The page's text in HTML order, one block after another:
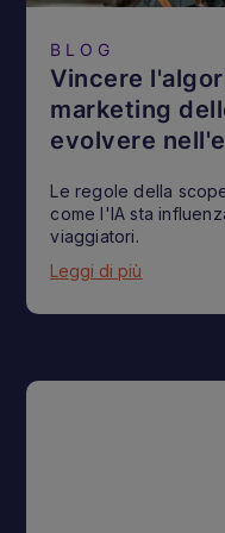
BLOG
Vincere
marketing
evolvere
Le regole della
come l'IA sta
viaggiatori.
Leggi di più